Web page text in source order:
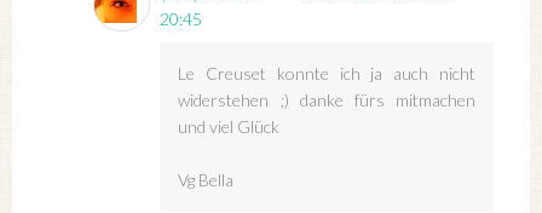
20:45
Le Creuset konnte ich ja auch nicht
widerstehen ;) danke fürs mitmachen
und viel Glück
Vg Bella